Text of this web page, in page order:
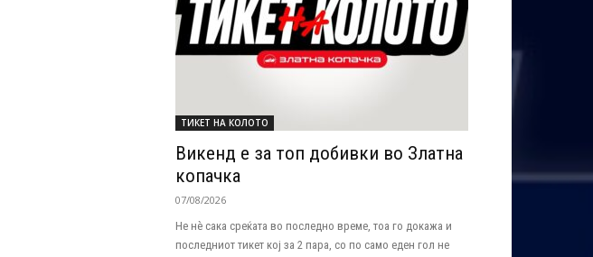
ТИКЕТ НА КОЛОТО
Викенд е за топ добивки во Златна
копачка
07/08/2026
Не нѐ сака среќата во последно време, тоа го докажа и
последниот тикет кој за 2 пара, со по само еден гол не